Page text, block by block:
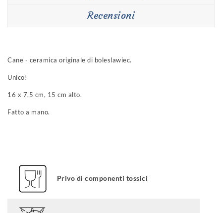
Recensioni
Cane - ceramica originale di boleslawiec.
Unico!
16 x 7,5 cm, 15 cm alto.
Fatto a mano.
Privo di componenti tossici